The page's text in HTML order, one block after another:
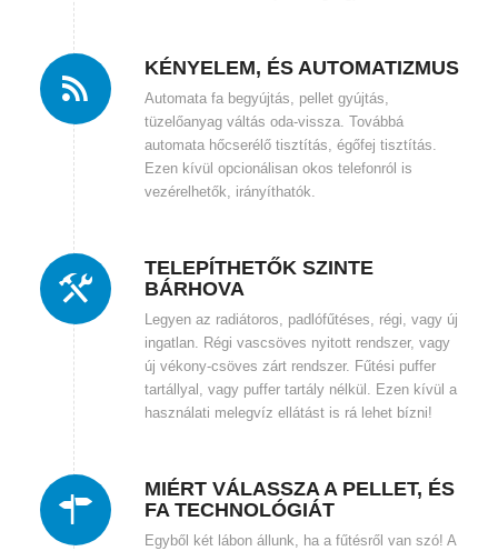
KÉNYELEM, ÉS AUTOMATIZMUS
Automata fa begyújtás, pellet gyújtás,
tüzelőanyag váltás oda-vissza. Továbbá
automata hőcserélő tisztítás, égőfej tisztítás.
Ezen kívül opcionálisan okos telefonról is
vezérelhetők, irányíthatók.
TELEPÍTHETŐK SZINTE
BÁRHOVA
Legyen az radiátoros, padlófűtéses, régi, vagy új
ingatlan. Régi vascsöves nyitott rendszer, vagy
új vékony-csöves zárt rendszer. Fűtési puffer
tartállyal, vagy puffer tartály nélkül. Ezen kívül a
használati melegvíz ellátást is rá lehet bízni!
MIÉRT VÁLASSZA A PELLET, ÉS
FA TECHNOLÓGIÁT
Egyből két lábon állunk, ha a fűtésről van szó! A